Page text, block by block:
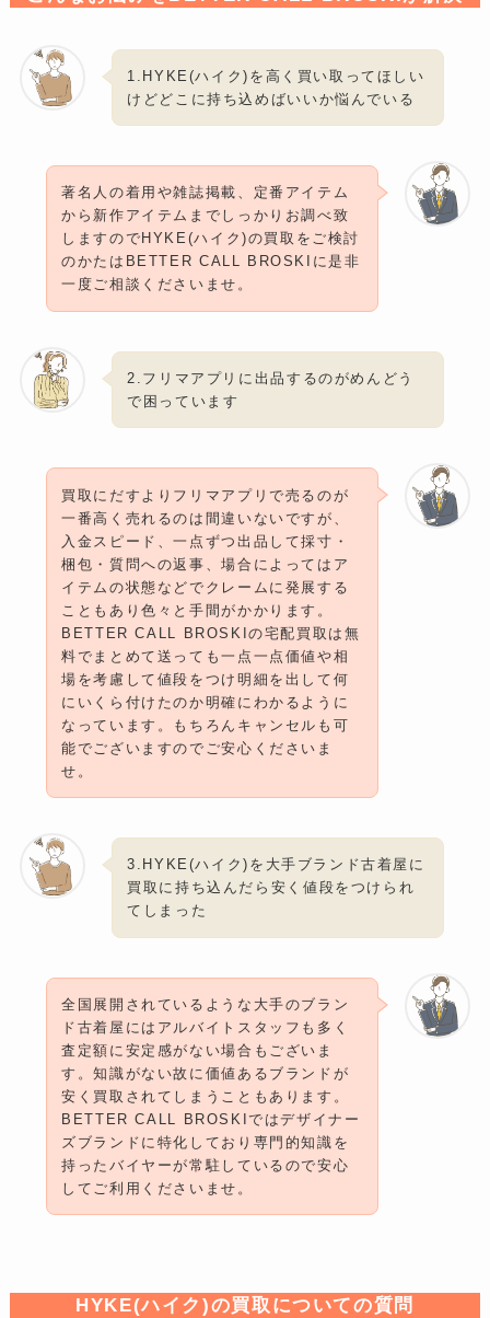
1.HYKE(ハイク)を高く買い取ってほしい
けどどこに持ち込めばいいか悩んでいる
著名人の着用や雑誌掲載、定番アイテム
から新作アイテムまでしっかりお調べ致
しますのでHYKE(ハイク)の買取をご検討
のかたはBETTER CALL BROSKIに是非
一度ご相談くださいませ。
2.フリマアプリに出品するのがめんどう
で困っています
買取にだすよりフリマアプリで売るのが
一番高く売れるのは間違いないですが、
入金スピード、一点ずつ出品して採寸・
梱包・質問への返事、場合によってはア
イテムの状態などでクレームに発展する
こともあり色々と手間がかかります。
BETTER CALL BROSKIの宅配買取は無
料でまとめて送っても一点一点価値や相
場を考慮して値段をつけ明細を出して何
にいくら付けたのか明確にわかるように
なっています。もちろんキャンセルも可
能でございますのでご安心くださいま
せ。
3.HYKE(ハイク)を大手ブランド古着屋に
買取に持ち込んだら安く値段をつけられ
てしまった
全国展開されているような大手のブラン
ド古着屋にはアルバイトスタッフも多く
査定額に安定感がない場合もございま
す。知識がない故に価値あるブランドが
安く買取されてしまうこともあります。
BETTER CALL BROSKIではデザイナー
ズブランドに特化しており専門的知識を
持ったバイヤーが常駐しているので安心
してご利用くださいませ。
HYKE(ハイク)の買取についての質問